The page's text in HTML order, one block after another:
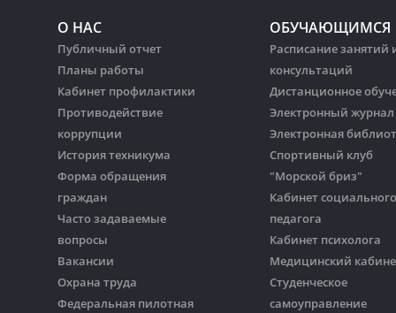
О НАС
Публичный отчет
Планы работы
Кабинет профилактики
Противодействие
коррупции
История техникума
Форма обращения
граждан
Часто задаваемые
вопросы
Вакансии
Охрана труда
Федеральная пилотная
ОБУЧАЮЩИМСЯ
Расписание занятий
консультаций
Дистанционное
Электронный журнал
Электронная
Спортивный клуб
"Морской бриз"
Кабинет социального
педагога
Кабинет психолога
Медицинский
Студенческое
самоуправление